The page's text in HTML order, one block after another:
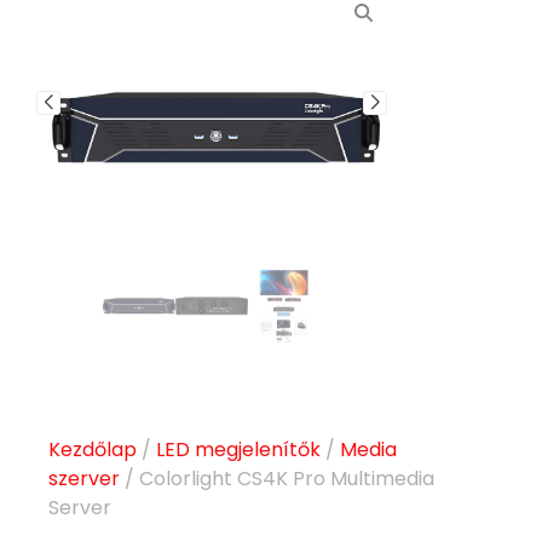
Kezdőlap / LED megjelenítők / Media
szerver / Colorlight CS4K Pro Multimedia
Server